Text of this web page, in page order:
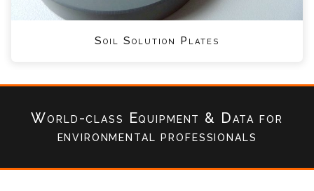
Soil Solution Plates
World-class Equipment & Datafor
environmental professionals